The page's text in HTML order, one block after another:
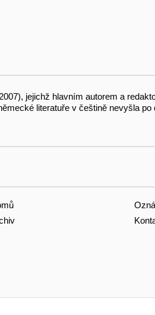
jejichž hlavním autorem a
literatuře v češtině nevyšla po